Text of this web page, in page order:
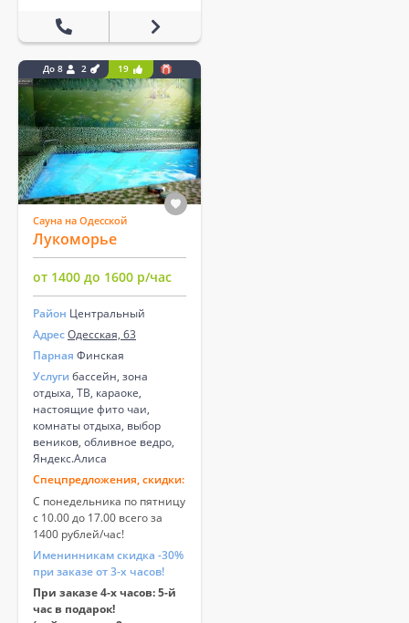
До 8 2 19
Сауна на Одесской
Лукоморье
от 1400 до 1600 р/час
Район Центральный
АдресОдесская, 63
Парная Финская
Услуги бассейн, зона
отдыха, ТВ, караоке,
настоящие фито чаи,
комнаты отдыха, выбор
веников, обливное ведро,
Яндекс.Алиса
Спецпредложения, скидки:
С понедельника по пятницу
с 10.00 до 17.00 всего за
1400 рублей/час!
Именинникам скидка -30%
при заказе от 3-х часов!
При заказе 4-х часов: 5-й
час в подарок!